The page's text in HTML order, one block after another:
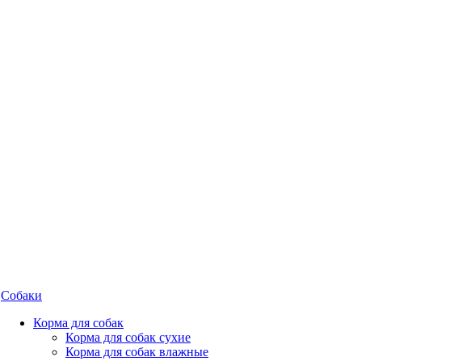
Собаки
Корма для собак
Корма для собак сухие
Корма для собак влажные